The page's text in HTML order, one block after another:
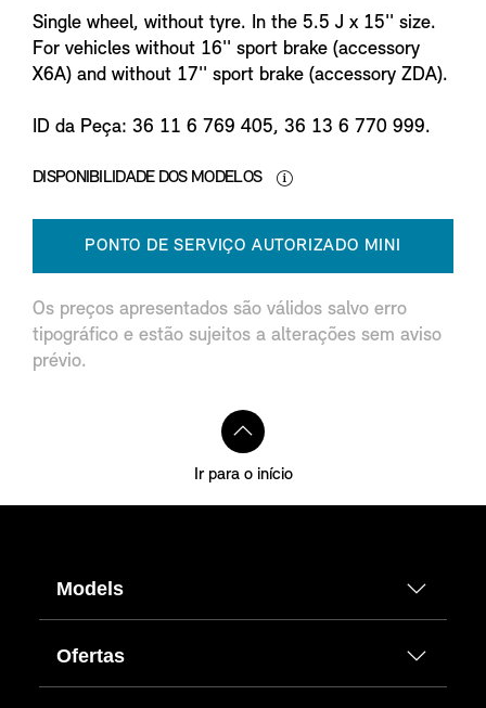
Single wheel, without tyre. In the 5.5 J x 15'' size.
For vehicles without 16'' sport brake (accessory
X6A) and without 17'' sport brake (accessory ZDA).
ID da Peça: 36 11 6 769 405, 36 13 6 770 999.
DISPONIBILIDADE DOS MODELOS
PONTO DE SERVIÇO AUTORIZADO MINI
Os preços apresentados são válidos salvo erro
tipográfico e estão sujeitos a alterações sem aviso
prévio.
Ir para o início
Models
Ofertas